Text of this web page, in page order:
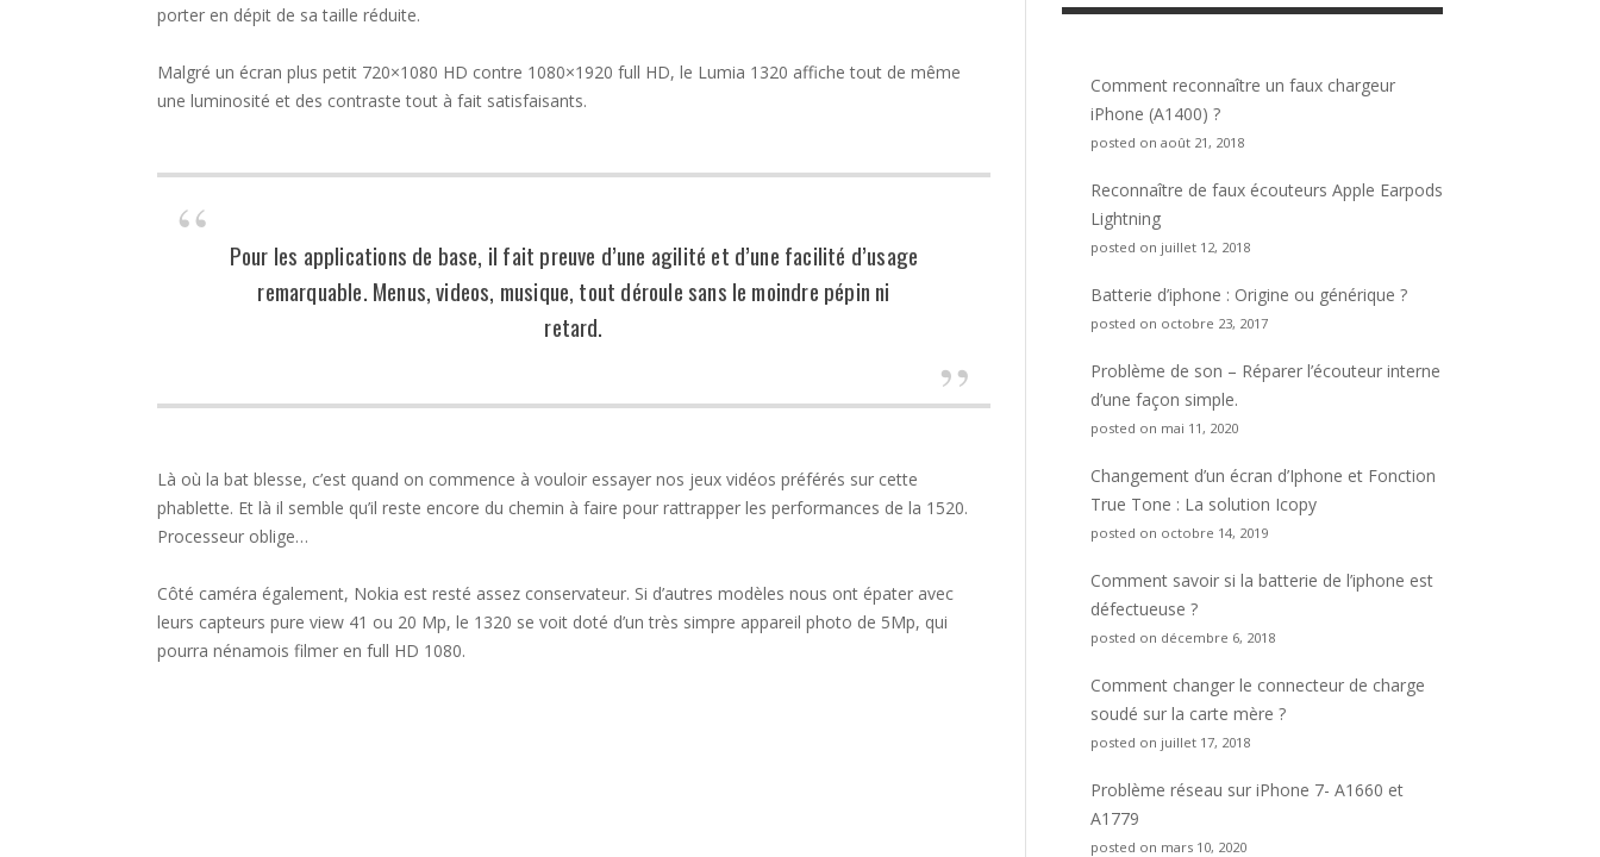
porter en dépit de sa taille réduite.
Malgré un écran plus petit 720×1080 HD contre 1080×1920 full HD, le Lumia 1320 affiche tout de même
une luminosité et des contraste tout à fait satisfaisants.
Pour les applications de base, il fait preuve d’une agilité et d’une facilité d’usage
remarquable. Menus, videos, musique, tout déroule sans le moindre pépin ni
retard.
Là où la bat blesse, c’est quand on commence à vouloir essayer nos jeux vidéos préférés sur cette
phablette. Et là il semble qu’il reste encore du chemin à faire pour rattrapper les performances de la 1520.
Processeur oblige…
Côté caméra également, Nokia est resté assez conservateur. Si d’autres modèles nous ont épater avec
leurs capteurs pure view 41 ou 20 Mp, le 1320 se voit doté d’un très simpre appareil photo de 5Mp, qui
pourra nénamois filmer en full HD 1080.
Comment reconnaître un faux chargeur
iPhone (A1400) ?
posted on août 21, 2018
Reconnaître de faux écouteurs Apple Earpods
Lightning
posted on juillet 12, 2018
Batterie d’iphone : Origine ou générique ?
posted on octobre 23, 2017
Problème de son – Réparer l’écouteur interne
d’une façon simple.
posted on mai 11, 2020
Changement d’un écran d’Iphone et Fonction
True Tone : La solution Icopy
posted on octobre 14, 2019
Comment savoir si la batterie de l’iphone est
défectueuse ?
posted on décembre 6, 2018
Comment changer le connecteur de charge
soudé sur la carte mère ?
posted on juillet 17, 2018
Problème réseau sur iPhone 7- A1660 et
A1779
posted on mars 10, 2020